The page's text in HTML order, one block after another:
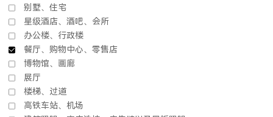
别墅、住宅
星级酒店、酒吧、会所
办公楼、行政楼
餐厅、购物中心、零售店
博物馆、画廊
展厅
楼梯、过道
高铁车站、机场